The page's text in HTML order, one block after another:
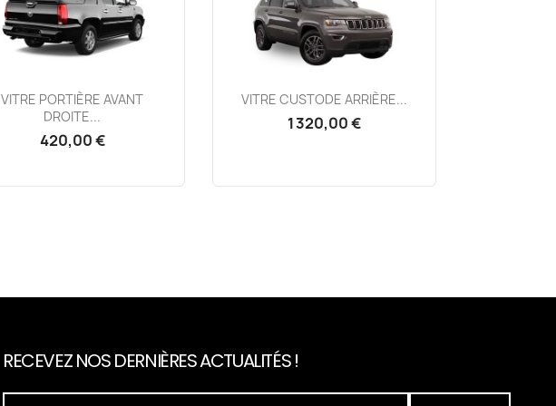
Aperçu rapide
VITRE PORTIÈRE AVANT
DROITE...
420,00 €
Aperçu rapide
VITRE CUSTODE ARRIÈRE...
1 320,00 €
RECEVEZ NOS DERNIÈRES ACTUALITÉS !